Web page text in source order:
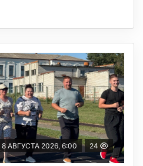
8 АВГУСТА 2026, 6:00 24